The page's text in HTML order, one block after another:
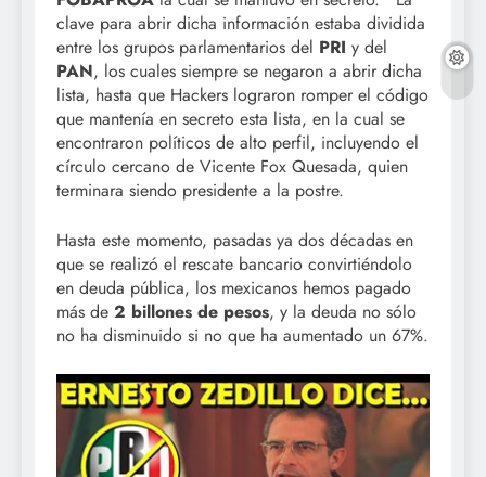
clave para abrir dicha información estaba dividida
entre los grupos parlamentarios del PRI y del
PAN, los cuales siempre se negaron a abrir dicha
lista, hasta que Hackers lograron romper el código
que mantenía en secreto esta lista, en la cual se
encontraron políticos de alto perfil, incluyendo el
círculo cercano de Vicente Fox Quesada, quien
terminara siendo presidente a la postre.
Hasta este momento, pasadas ya dos décadas en
que se realizó el rescate bancario convirtiéndolo
en deuda pública, los mexicanos hemos pagado
más de 2 billones de pesos, y la deuda no sólo
no ha disminuido si no que ha aumentado un 67%.